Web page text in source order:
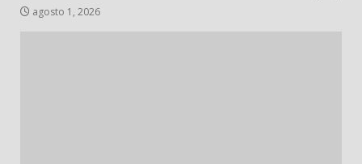
agosto 1, 2026